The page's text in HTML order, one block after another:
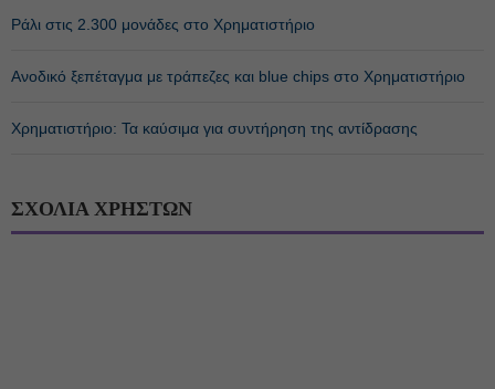
Ράλι στις 2.300 μονάδες στο Χρηματιστήριο
Ανοδικό ξεπέταγμα με τράπεζες και blue chips στο Χρηματιστήριο
Χρηματιστήριο: Τα καύσιμα για συντήρηση της αντίδρασης
ΣΧΟΛΙΑ ΧΡΗΣΤΩΝ